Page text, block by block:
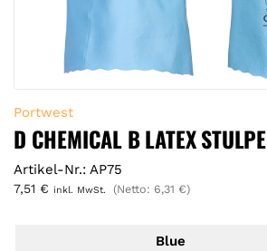
Portwest
D CHEMICAL B LATEX STULPE
Artikel-Nr.: AP75
7,51 € inkl. MwSt. (Netto: 6,31 €)
Blue